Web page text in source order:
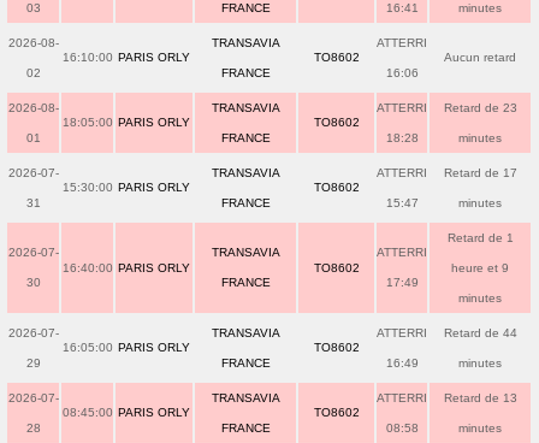
03 FRANCE 16:41 minutes
2026-08-
02
16:10:00 PARIS ORLY
TRANSAVIA
FRANCE
TO8602
ATTERRI
16:06
Aucun retard
2026-08-
01
18:05:00 PARIS ORLY
TRANSAVIA
FRANCE
TO8602
ATTERRI
18:28
Retard de 23
minutes
2026-07-
31
15:30:00 PARIS ORLY
TRANSAVIA
FRANCE
TO8602
ATTERRI
15:47
Retard de 17
minutes
2026-07-
30
16:40:00 PARIS ORLY
TRANSAVIA
FRANCE
TO8602
ATTERRI
17:49
Retard de 1
heure et 9
minutes
2026-07-
29
16:05:00 PARIS ORLY
TRANSAVIA
FRANCE
TO8602
ATTERRI
16:49
Retard de 44
minutes
2026-07-
28
08:45:00 PARIS ORLY
TRANSAVIA
FRANCE
TO8602
ATTERRI
08:58
Retard de 13
minutes